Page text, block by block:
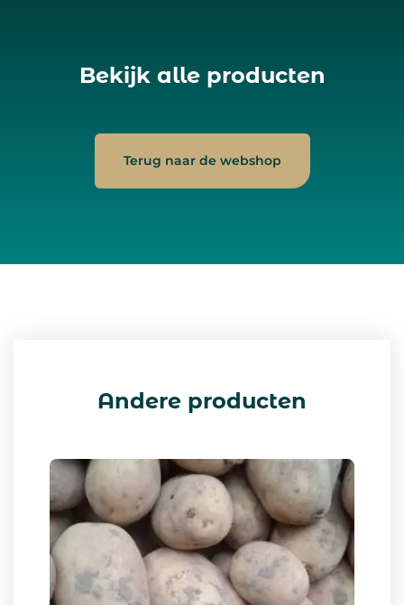
Bekijk alle producten
Terug naar de webshop
Andere producten